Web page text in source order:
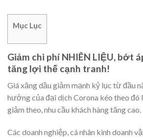
Mục Lục
Giảm chi phí NHIÊN LIỆU, bớt
tăng lợi thế cạnh tranh!
Giá xăng dầu giảm mạnh kỷ lục từ đầu
hưởng của đại dịch Corona kéo theo đó
giảm theo, nhu cầu khách hàng tăng cao.
Các doanh nghiệp, cá nhân kinh doanh